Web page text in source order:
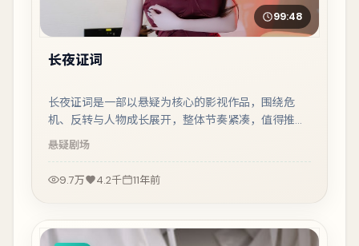
99:48
长夜证词
长夜证词是一部以悬疑为核心的影视作品，围绕危
机、反转与人物成长展开，整体节奏紧凑，值得推荐
观看。
悬疑剧场
9.7万 4.2千 11年前